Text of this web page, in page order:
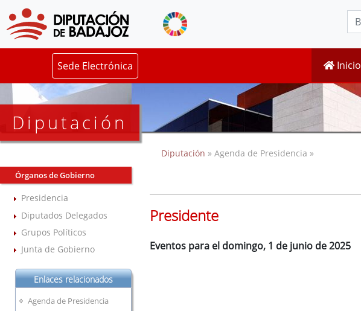
Sede Electrónica Inicio
Diputación
Órganos de Gobierno
Presidencia
Diputados Delegados
Grupos Políticos
Junta de Gobierno
Enlaces relacionados
Agenda de Presidencia
Diputación » Agenda de Presidencia »
Presidente
Eventos para el domingo, 1 de junio de 2025